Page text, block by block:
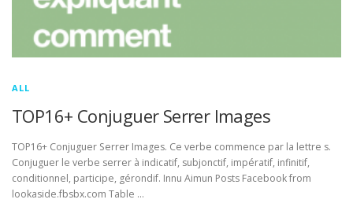
ALL
TOP16+ Conjuguer Serrer Images
TOP16+ Conjuguer Serrer Images. Ce verbe commence par la lettre s.
Conjuguer le verbe serrer à indicatif, subjonctif, impératif, infinitif,
conditionnel, participe, gérondif. Innu Aimun Posts Facebook from
lookaside.fbsbx.com Table …